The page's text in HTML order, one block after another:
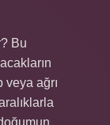
Bu
ağrı